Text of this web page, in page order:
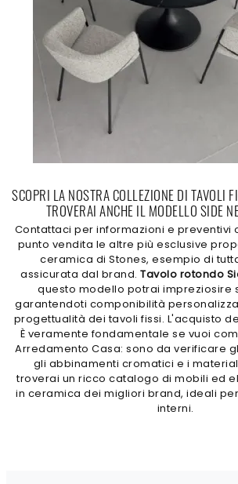
SCOPRI LA NOSTRA COLLEZIONE DI TAVOLI
TROVERAI ANCHE IL MODELLO SIDE
Contattaci per informazioni e preventivi
punto vendita le altre più esclusive
ceramica di Stones, esempio di
assicurata dal brand. Tavolo rotondo
questo modello potrai impreziosire
garantendoti componibilità
progettualità dei tavoli fissi. L'acquisto
È veramente fondamentale se vuoi
Arredamento Casa: sono da verificare
gli abbinamenti cromatici e i
troverai un ricco catalogo di mobili ed
in ceramica dei migliori brand, ideali
interni.